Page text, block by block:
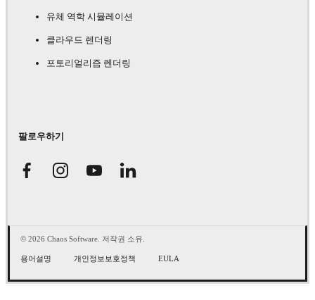
유체 역학 시뮬레이션
클라우드 렌더링
포토리얼리즘 렌더링
팔로우하기
© 2026 Chaos Software. 저작권 소유.
용어설명 개인정보보호정책 EULA